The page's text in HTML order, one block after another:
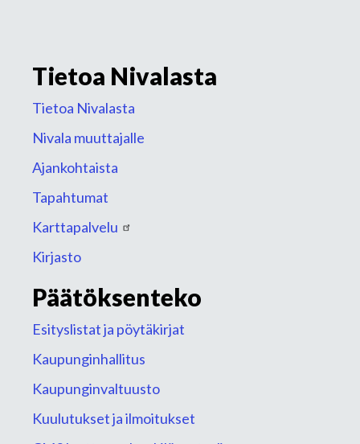
Tietoa Nivalasta
Tietoa Nivalasta
Nivala muuttajalle
Ajankohtaista
Tapahtumat
Karttapalvelu
Kirjasto
Päätöksenteko
Esityslistat ja pöytäkirjat
Kaupunginhallitus
Kaupunginvaltuusto
Kuulutukset ja ilmoitukset